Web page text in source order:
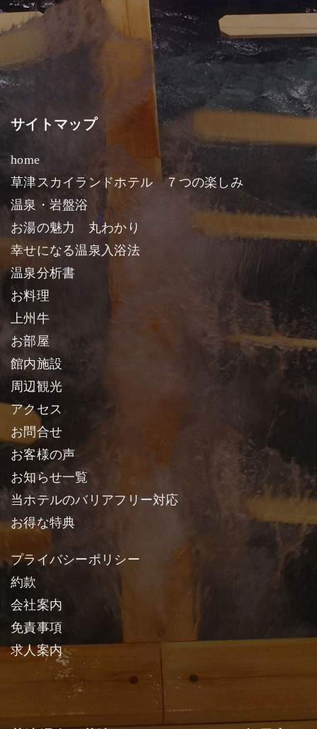
サイトマップ
home
草津スカイランドホテル ７つの楽しみ
温泉・岩盤浴
お湯の魅力 丸わかり
幸せになる温泉入浴法
温泉分析書
お料理
上州牛
お部屋
館内施設
周辺観光
アクセス
お問合せ
お客様の声
お知らせ一覧
当ホテルのバリアフリー対応
お得な特典
プライバシーポリシー
約款
会社案内
免責事項
求人案内